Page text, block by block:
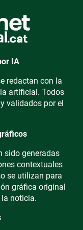
IA
redactan con la
artificial. Todos
validados por el
sido generadas
contextuales
se utilizan para
gráfica original
noticia.